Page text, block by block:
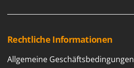
Simatech
Rechtliche Informationen
Allgemeine Geschäftsbedingungen